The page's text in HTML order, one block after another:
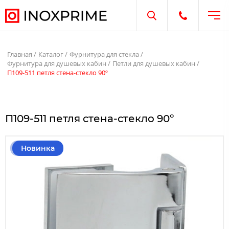
Открыть поиск
Открыть
Главная Каталог
Фурнитура для стекла
Фурнитура для душевых кабин
Петли для душевых кабин
П109-511 петля стена-стекло 90º
П109-511 петля стена-стекло 90º
Новинка